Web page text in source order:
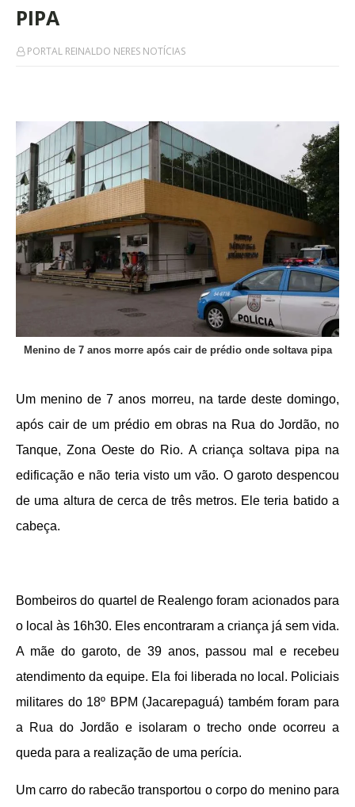
PIPA
PORTAL REINALDO NERES NOTÍCIAS
Menino de 7 anos morre após cair de prédio onde soltava pipa
Um menino de 7 anos morreu, na tarde deste domingo,
após cair de um prédio em obras na Rua do Jordão, no
Tanque, Zona Oeste do Rio. A criança soltava pipa na
edificação e não teria visto um vão. O garoto despencou
de uma altura de cerca de três metros. Ele teria batido a
cabeça.
Bombeiros do quartel de Realengo foram acionados para
o local às 16h30. Eles encontraram a criança já sem vida.
A mãe do garoto, de 39 anos, passou mal e recebeu
atendimento da equipe. Ela foi liberada no local. Policiais
militares do 18º BPM (Jacarepaguá) também foram para
a Rua do Jordão e isolaram o trecho onde ocorreu a
queda para a realização de uma perícia.
Um carro do rabecão transportou o corpo do menino para